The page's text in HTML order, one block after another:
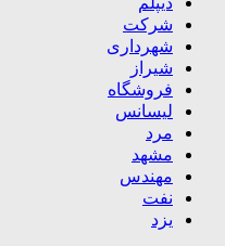
شرکت
شهرداری
شیراز
فروشگاه
لیسانس
مرد
مشهد
مهندس
نفت
یزد